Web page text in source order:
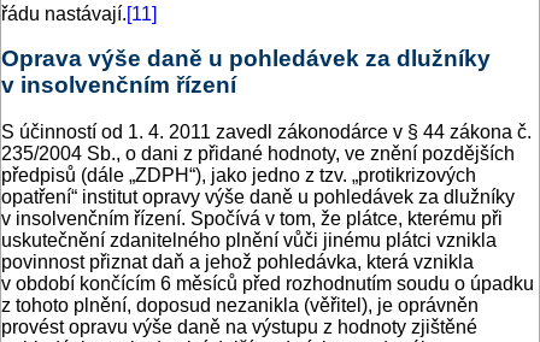
řádu nastávají.[11]
Oprava výše daně u pohledávek za dlužníky
v insolvenčním řízení
S účinností od 1. 4. 2011 zavedl zákonodárce v § 44 zákona č.
235/2004 Sb., o dani z přidané hodnoty, ve znění pozdějších
předpisů (dále „ZDPH“), jako jedno z tzv. „protikrizových
opatření“ institut opravy výše daně u pohledávek za dlužníky
v insolvenčním řízení. Spočívá v tom, že plátce, kterému při
uskutečnění zdanitelného plnění vůči jinému plátci vznikla
povinnost přiznat daň a jehož pohledávka, která vznikla
v období končícím 6 měsíců před rozhodnutím soudu o úpadku
z tohoto plnění, doposud nezanikla (věřitel), je oprávněn
provést opravu výše daně na výstupu z hodnoty zjištěné